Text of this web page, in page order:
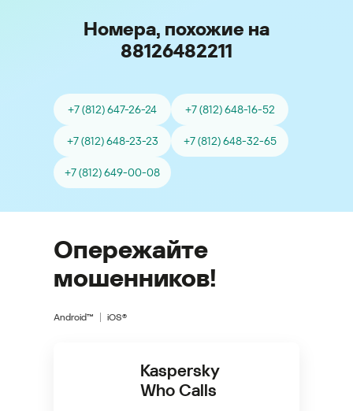
Номера, похожие на
88126482211
+7 (812) 647-26-24 +7 (812) 648-16-52
+7 (812) 648-23-23 +7 (812) 648-32-65
+7 (812) 649-00-08
Опережайте
мошенников!
Android™ iOS®
Kaspersky
Who Calls